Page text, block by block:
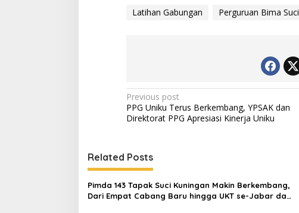
Latihan Gabungan Perguruan Bima Suci
Post
navigation
Previous post
PPG Uniku Terus Berkembang, YPSAK dan
Direktorat PPG Apresiasi Kinerja Uniku
Related Posts
Pimda 143 Tapak Suci Kuningan Makin Berkembang,
Dari Empat Cabang Baru hingga UKT se-Jabar dan